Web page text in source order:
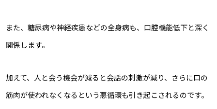
また、糖尿病や神経疾患などの全身病も、口腔機能低下と深く
関係します。
加えて、人と会う機会が減ると会話の刺激が減り、さらに口の
筋肉が使われなくなるという悪循環も引き起こされるのです。